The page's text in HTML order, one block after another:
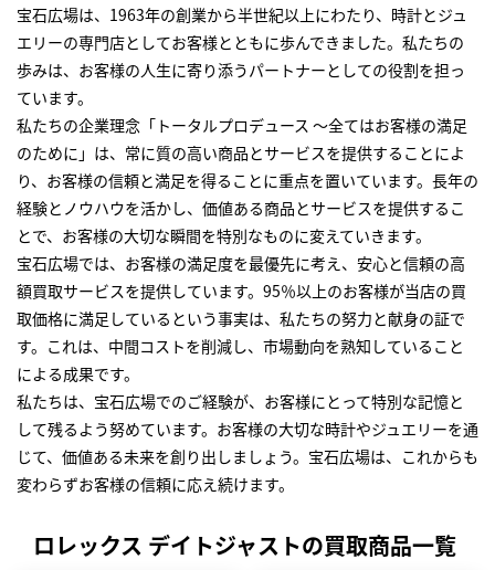
宝石広場は、1963年の創業から半世紀以上にわたり、時計とジュ
エリーの専門店としてお客様とともに歩んできました。私たちの
歩みは、お客様の人生に寄り添うパートナーとしての役割を担っ
ています。
私たちの企業理念「トータルプロデュース ～全てはお客様の満足
のために」は、常に質の高い商品とサービスを提供することによ
り、お客様の信頼と満足を得ることに重点を置いています。長年の
経験とノウハウを活かし、価値ある商品とサービスを提供するこ
とで、お客様の大切な瞬間を特別なものに変えていきます。
宝石広場では、お客様の満足度を最優先に考え、安心と信頼の高
額買取サービスを提供しています。95％以上のお客様が当店の買
取価格に満足しているという事実は、私たちの努力と献身の証で
す。これは、中間コストを削減し、市場動向を熟知していること
による成果です。
私たちは、宝石広場でのご経験が、お客様にとって特別な記憶と
して残るよう努めています。お客様の大切な時計やジュエリーを通
じて、価値ある未来を創り出しましょう。宝石広場は、これからも
変わらずお客様の信頼に応え続けます。
ロレックス デイトジャストの買取商品一覧